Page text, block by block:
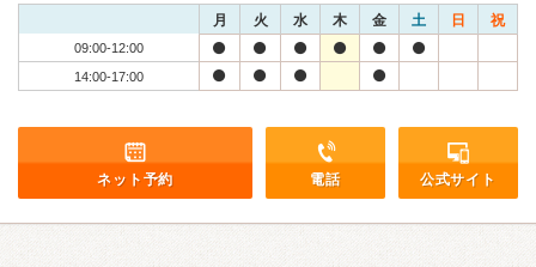
月 火 水 木 金 土 日 祝
09:00-12:00
14:00-17:00
ネット予約 電話 公式サイト